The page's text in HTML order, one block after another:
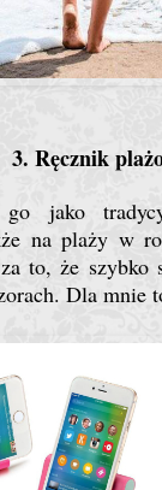
3. Ręcznik
jako
na plaży w
to, że szybko
Dla mnie